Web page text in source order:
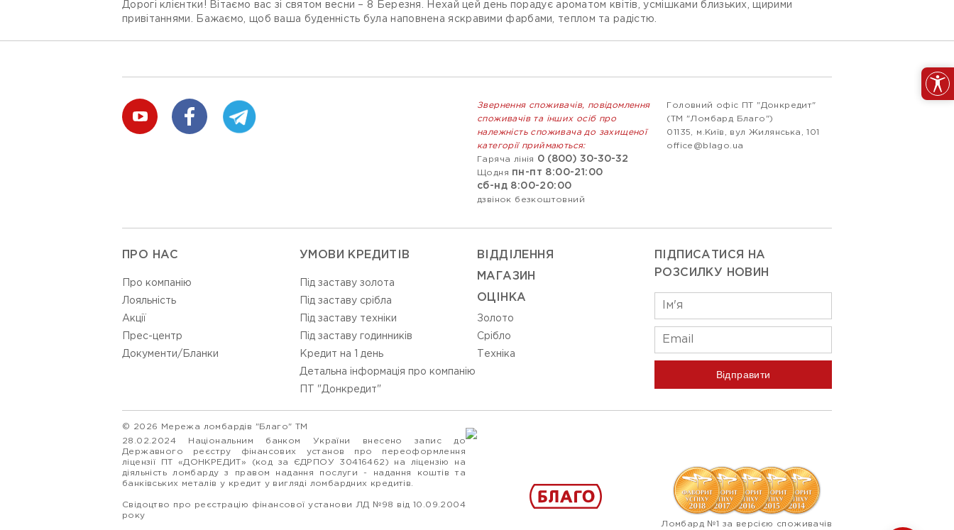
Дорогі клієнтки! Вітаємо вас зі святом весни – 8 Березня. Нехай цей день порадує ароматом квітів, усмішками близьких, щирими
привітаннями. Бажаємо, щоб ваша буденність була наповнена яскравими фарбами, теплом та радістю.
Звернення споживачів, повідомлення
споживачів та інших осіб про
належність споживача до захищеної
категорії приймаються:
Гаряча лінія
0 (800) 30-30-32
Щодня пн-пт 8:00-21:00
сб-нд 8:00-20:00
дзвінок безкоштовний
Головний офіс ПТ "Донкредит"
(ТМ "Ломбард Благо")
01135, м.Київ, вул Жилянська, 101
office@blago.ua
ПРО НАС
Про компанію
Лояльність
Акції
Прес-центр
Документи/Бланки
УМОВИ КРЕДИТІВ
Під заставу золота
Під заставу срібла
Під заставу техніки
Під заставу годинників
Кредит на 1 день
Детальна інформація про компанію
ПТ "Донкредит"
ВIДДIЛЕННЯ
МАГАЗИН
ОЦIНКА
Золото
Срiбло
Технiка
ПІДПИСАТИСЯ НА
РОЗСИЛКУ НОВИН
Відправити
© 2026 Мережа ломбардів "Благо" ТМ
28.02.2024 Національним банком України внесено запис до
Державного реєстру фінансових установ про переоформлення
ліцензії ПТ «ДОНКРЕДИТ» (код за ЄДРПОУ 30416462) на ліцензію на
діяльність ломбарду з правом надання послуги - надання коштів та
банківських металів у кредит у вигляді ломбардних кредитів.
Свідоцтво про реєстрацію фінансової установи ЛД №98 від 10.09.2004
року
Ломбард №1 за версією споживачів